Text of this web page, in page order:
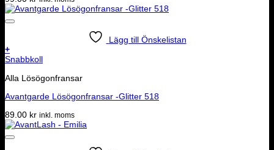
Lägg till Önskelistan
+
Snabbkoll
Alla Lösögonfransar
Avantgarde Lösögonfransar -Glitter 518
89.00 kr inkl. moms